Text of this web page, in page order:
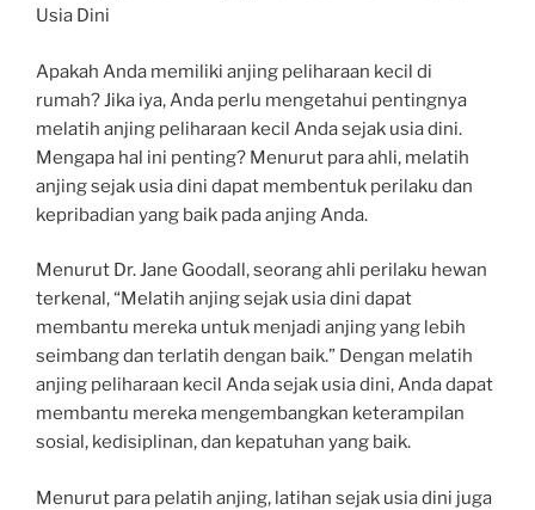
Usia Dini
Apakah Anda memiliki anjing peliharaan kecil di
rumah? Jika iya, Anda perlu mengetahui pentingnya
melatih anjing peliharaan kecil Anda sejak usia dini.
Mengapa hal ini penting? Menurut para ahli, melatih
anjing sejak usia dini dapat membentuk perilaku dan
kepribadian yang baik pada anjing Anda.
Menurut Dr. Jane Goodall, seorang ahli perilaku hewan
terkenal, “Melatih anjing sejak usia dini dapat
membantu mereka untuk menjadi anjing yang lebih
seimbang dan terlatih dengan baik.” Dengan melatih
anjing peliharaan kecil Anda sejak usia dini, Anda dapat
membantu mereka mengembangkan keterampilan
sosial, kedisiplinan, dan kepatuhan yang baik.
Menurut para pelatih anjing, latihan sejak usia dini juga